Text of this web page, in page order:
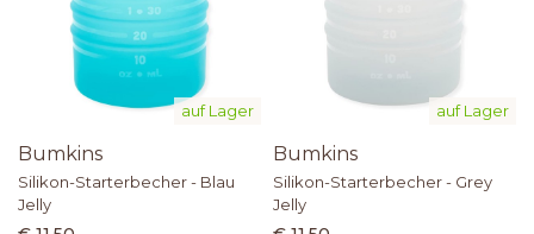
auf Lager
Bumkins
Silikon-Starterbecher - Blau
Jelly
auf Lager
Bumkins
Silikon-Starterbecher - Grey
Jelly